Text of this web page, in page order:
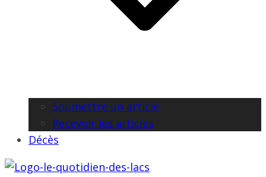
Soumettre un article
Recevoir les articles
Décès